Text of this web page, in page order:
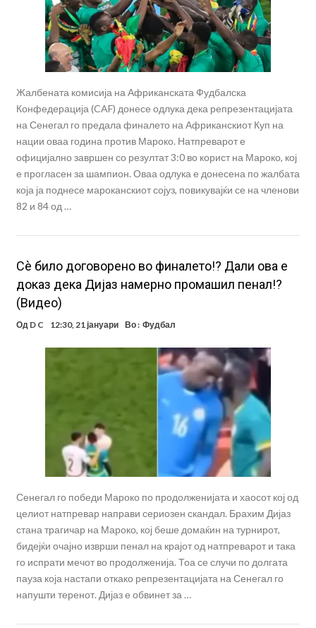
Жалбената комисија на Африканската Фудбалска
Конфедерација (CAF) донесе одлука дека репрезентацијата
на Сенегал го предала финалето на Африканскиот Куп на
нации оваа година против Мароко. Натпреварот е
официјално завршен со резултат 3:0 во корист на Мароко, кој
е прогласен за шампион. Оваа одлука е донесена по жалбата
која ја поднесе мароканскиот сојуз, повикувајќи се на членови
82 и 84 од …
Сè било договорено во финалето!? Дали ова е
доказ дека Дијаз намерно промашил пенал!?
(Видео)
Од D C 12:30, 21 јануари Во : Фудбал
Сенегал го победи Мароко по продолженијата и хаосот кој од
целиот натпревар направи сериозен скандал. Брахим Дијаз
стана трагичар на Мароко, кој беше домаќин на турнирот,
бидејќи очајно изврши пенал на крајот од натпреварот и така
го испрати мечот во продолженија. Тоа се случи по долгата
пауза која настапи откако репрезентацијата на Сенегал го
напушти теренот. Дијаз е обвинет за …